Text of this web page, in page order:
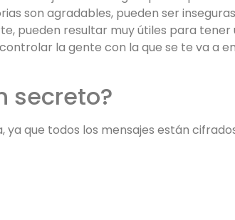
son agradables, pueden ser
pueden resultar muy útiles para
la gente con la que se te va a
secreto?
ya que todos los mensajes están